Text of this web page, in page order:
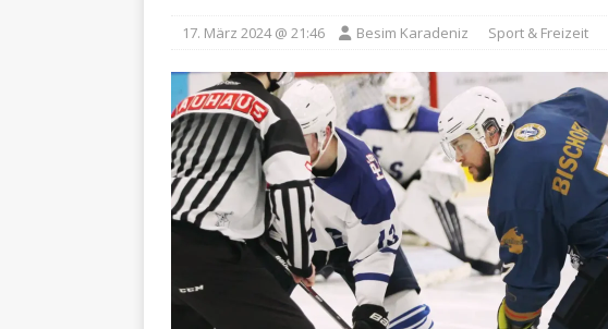
17. März 2024 @ 21:46 Besim Karadeniz Sport & Freizeit